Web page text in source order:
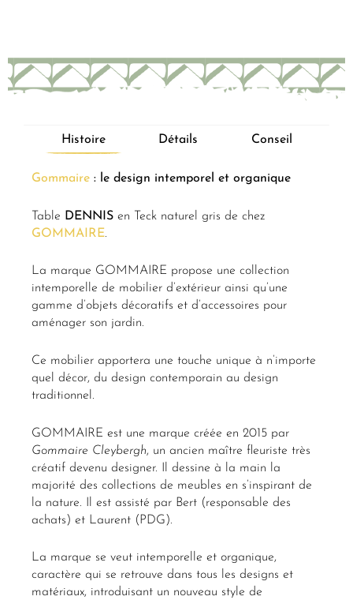
Histoire Détails Conseil
Gommaire : le design intemporel et organique
Table DENNIS en Teck naturel gris de chez
GOMMAIRE.
La marque GOMMAIRE propose une collection
intemporelle de mobilier d’extérieur ainsi qu’une
gamme d’objets décoratifs et d’accessoires pour
aménager son jardin.
Ce mobilier apportera une touche unique à n’importe
quel décor, du design contemporain au design
traditionnel.
GOMMAIRE est une marque créée en 2015 par
Gommaire Cleybergh, un ancien maître fleuriste très
créatif devenu designer. Il dessine à la main la
majorité des collections de meubles en s’inspirant de
la nature. Il est assisté par Bert (responsable des
achats) et Laurent (PDG).
La marque se veut intemporelle et organique,
caractère qui se retrouve dans tous les designs et
matériaux, introduisant un nouveau style de